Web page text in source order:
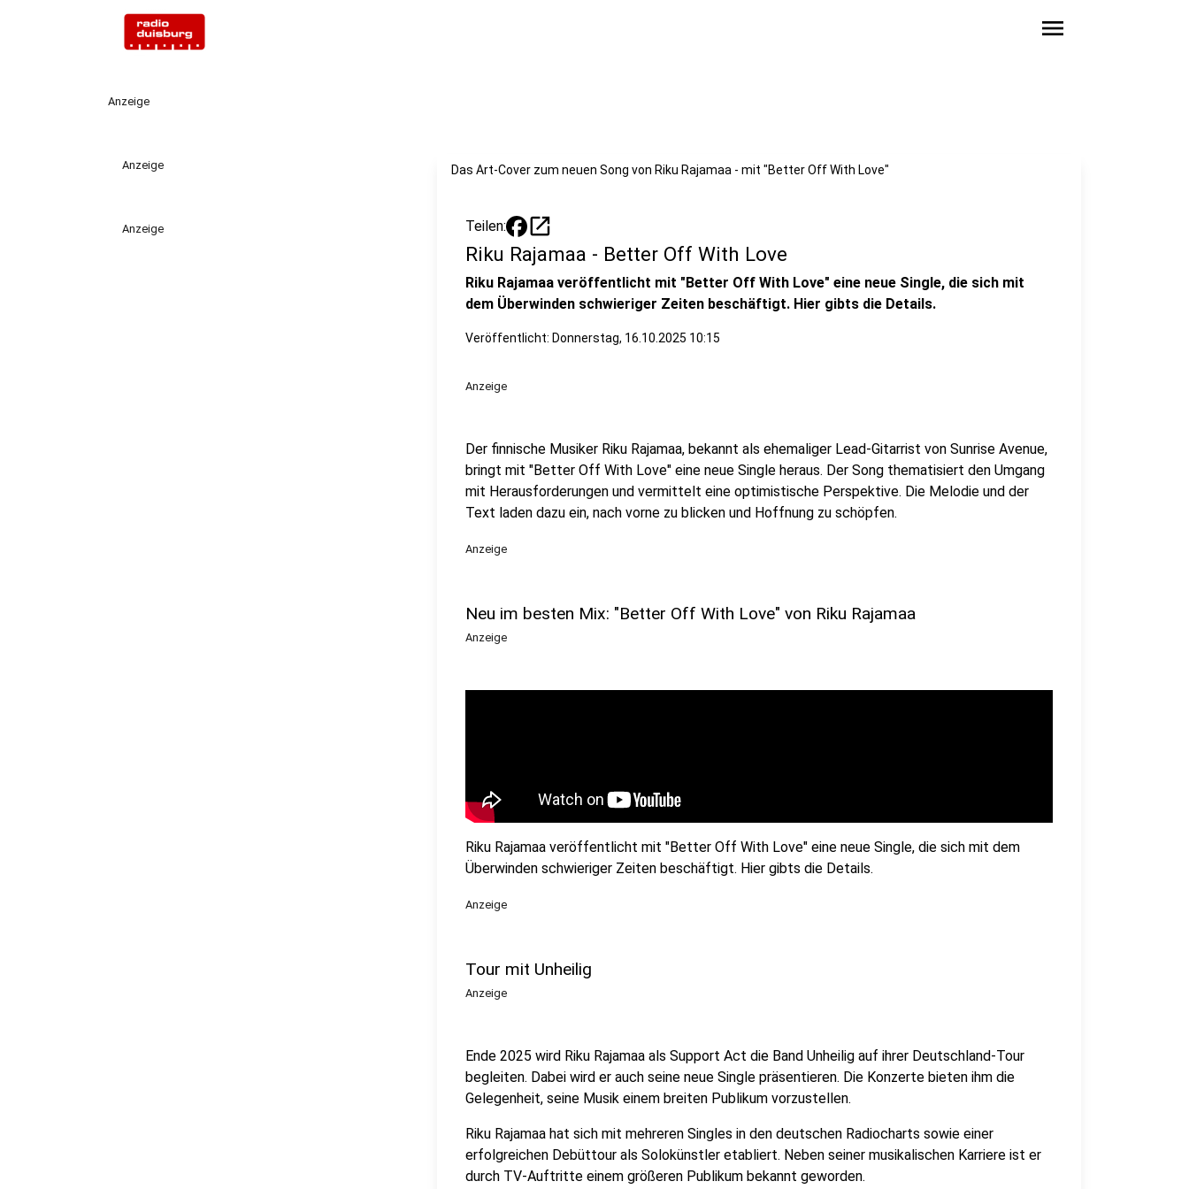
menu
Anzeige
Anzeige
Anzeige
Das Art-Cover zum neuen Song von Riku Rajamaa - mit "Better Off With Love"
Teilen: open_in_new
Riku Rajamaa - Better Off With Love
Riku Rajamaa veröffentlicht mit "Better Off With Love" eine neue Single, die sich mit
dem Überwinden schwieriger Zeiten beschäftigt. Hier gibts die Details.
Veröffentlicht: Donnerstag, 16.10.2025 10:15
Anzeige
Der finnische Musiker Riku Rajamaa, bekannt als ehemaliger Lead-Gitarrist von Sunrise Avenue,
bringt mit "Better Off With Love" eine neue Single heraus. Der Song thematisiert den Umgang
mit Herausforderungen und vermittelt eine optimistische Perspektive. Die Melodie und der
Text laden dazu ein, nach vorne zu blicken und Hoffnung zu schöpfen.
Anzeige
Neu im besten Mix: "Better Off With Love" von Riku Rajamaa
Anzeige
Riku Rajamaa veröffentlicht mit "Better Off With Love" eine neue Single, die sich mit dem
Überwinden schwieriger Zeiten beschäftigt. Hier gibts die Details.
Anzeige
Tour mit Unheilig
Anzeige
Ende 2025 wird Riku Rajamaa als Support Act die Band Unheilig auf ihrer Deutschland-Tour
begleiten. Dabei wird er auch seine neue Single präsentieren. Die Konzerte bieten ihm die
Gelegenheit, seine Musik einem breiten Publikum vorzustellen.
Riku Rajamaa hat sich mit mehreren Singles in den deutschen Radiocharts sowie einer
erfolgreichen Debüttour als Solokünstler etabliert. Neben seiner musikalischen Karriere ist er
durch TV-Auftritte einem größeren Publikum bekannt geworden.